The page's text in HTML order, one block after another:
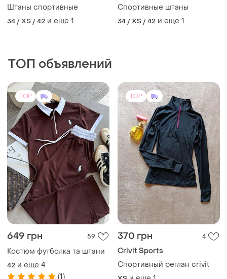
Штаны спортивные
34 / XS / 42 и еще 1
Спортивные штаны
34 / XS / 42 и еще 1
ТОП объявлений
TOP
649 грн 59
Костюм футболка та штани
42 и еще 4
TOP
370 грн 4
Crivit Sports
Спортивный реглан crivit